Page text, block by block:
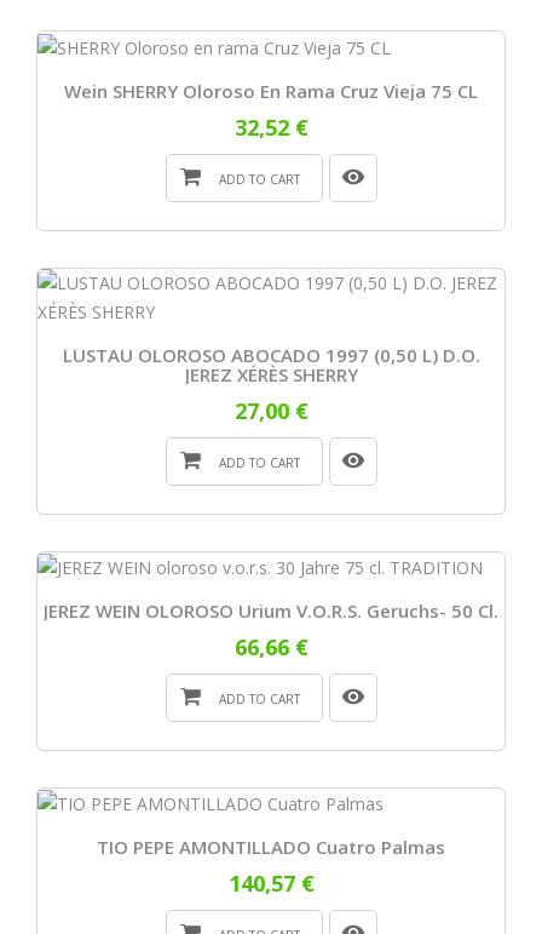
Wein SHERRY Oloroso En Rama Cruz Vieja 75 CL
32,52 €
ADD TO CART
LUSTAU OLOROSO ABOCADO 1997 (0,50 L) D.O.
JEREZ XÉRÈS SHERRY
27,00 €
ADD TO CART
JEREZ WEIN OLOROSO Urium V.o.r.s. Geruchs- 50 Cl.
66,66 €
ADD TO CART
TIO PEPE AMONTILLADO Cuatro Palmas
140,57 €